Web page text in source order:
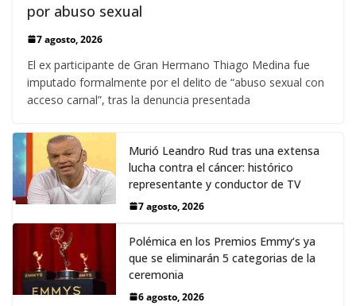
por abuso sexual
7 agosto, 2026
El ex participante de Gran Hermano Thiago Medina fue
imputado formalmente por el delito de “abuso sexual con
acceso carnal”, tras la denuncia presentada
Murió Leandro Rud tras una extensa
lucha contra el cáncer: histórico
representante y conductor de TV
7 agosto, 2026
Polémica en los Premios Emmy‘s ya
que se eliminarán 5 categorias de la
ceremonia
6 agosto, 2026